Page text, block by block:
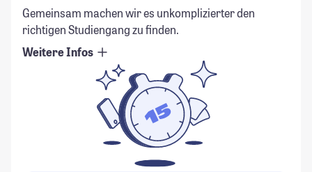
Gemeinsam machen wir es unkomplizierter den
richtigen Studiengang zu finden.
Weitere Infos